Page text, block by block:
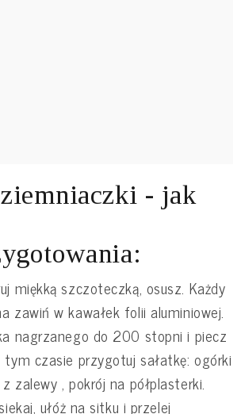
- jak
miękką szczoteczką, osusz. Każdy
zawiń w kawałek folii aluminiowej.
nagrzanego do 200 stopni i piecz
tym czasie przygotuj sałatkę: ogórki
zalewy , pokrój na półplasterki.
ułóż na sitku i przelej